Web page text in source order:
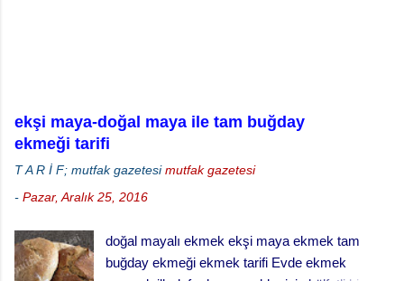
ekşi maya-doğal maya ile tam buğday
ekmeği tarifi
T A R İ F; mutfak gazetesi mutfak gazetesi
- Pazar, Aralık 25, 2016
doğal mayalı ekmek ekşi maya ekmek tam
buğday ekmeği ekmek tarifi Evde ekmek